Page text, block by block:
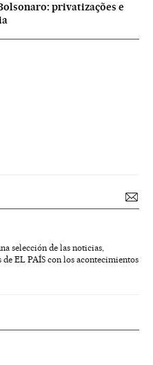
privatizações e
selección de las noticias,
EL PAÍS con los acontecimientos